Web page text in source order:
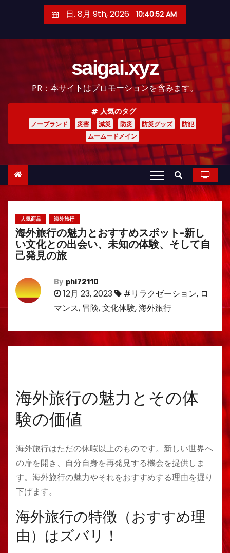
日. 8月 9th, 2026 10:40:53 AM
saigai.xyz
PR：本サイトはプロモーションを含みます。
人気のタグ
ノーブランド 災害 減災 防災 防災グッズ
防犯
ムームードメイン
人気商品 海外旅行
海外旅行の魅力とおすすめスポット-新し
い文化との出会い、未知の体験、そして自
己発見の旅
By phi72110
12月 23, 2023 #リラクゼーション, ロ
マンス, 冒険,文化体験,海外旅行
海外旅行の魅力とその体
験の価値
海外旅行はただの休暇以上のものです。新しい世界へ
の扉を開き、自分自身を再発見する機会を提供しま
す。海外旅行の魅力やそれをおすすめする理由を掘り
下げます。
海外旅行の特徴（おすすめ理
由）はズバリ！